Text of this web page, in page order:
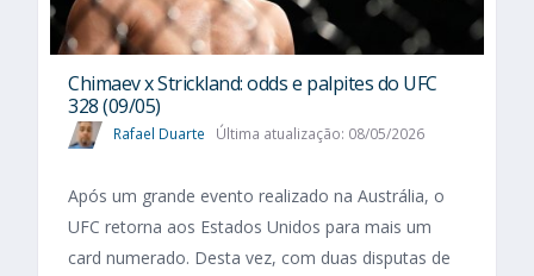
Chimaev x Strickland: odds e palpites do UFC
328 (09/05)
Rafael Duarte Última atualização: 08/05/2026
Após um grande evento realizado na Austrália, o
UFC retorna aos Estados Unidos para mais um
card numerado. Desta vez, com duas disputas de